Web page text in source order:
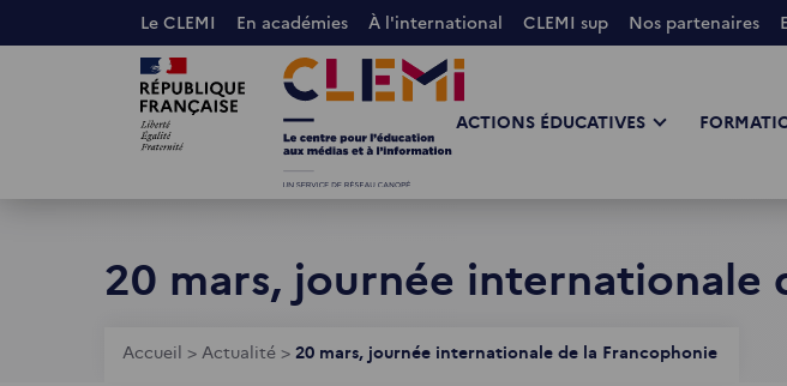
au
Le CLEMI En académies À l'international CLEMI sup Nos partenaires
Images Images
ACTIONS ÉDUCATIVES
20 mars, journée internationale
Fil
Accueil > Actualité > 20 mars, journée internationale de la Francophonie